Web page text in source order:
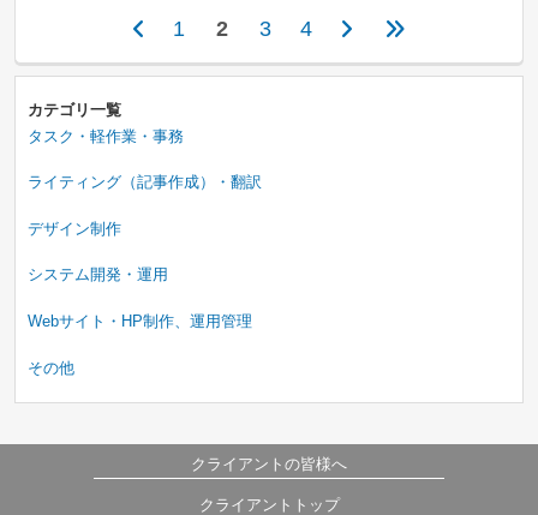
1 2 3 4
カテゴリ一覧
タスク・軽作業・事務
ライティング（記事作成）・翻訳
デザイン制作
システム開発・運用
Webサイト・HP制作、運用管理
その他
クライアントの皆様へ
クライアントトップ